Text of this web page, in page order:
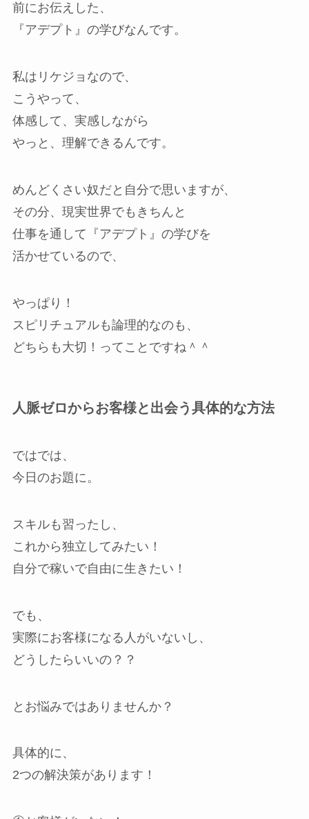
前にお伝えした、
『アデプト』の学びなんです。
私はリケジョなので、
こうやって、
体感して、実感しながら
やっと、理解できるんです。
めんどくさい奴だと自分で思いますが、
その分、現実世界でもきちんと
仕事を通して『アデプト』の学びを
活かせているので、
やっぱり！
スピリチュアルも論理的なのも、
どちらも大切！ってことですね＾＾
人脈ゼロからお客様と出会う具体的な方法
ではでは、
今日のお題に。
スキルも習ったし、
これから独立してみたい！
自分で稼いで自由に生きたい！
でも、
実際にお客様になる人がいないし、
どうしたらいいの？？
とお悩みではありませんか？
具体的に、
2つの解決策があります！